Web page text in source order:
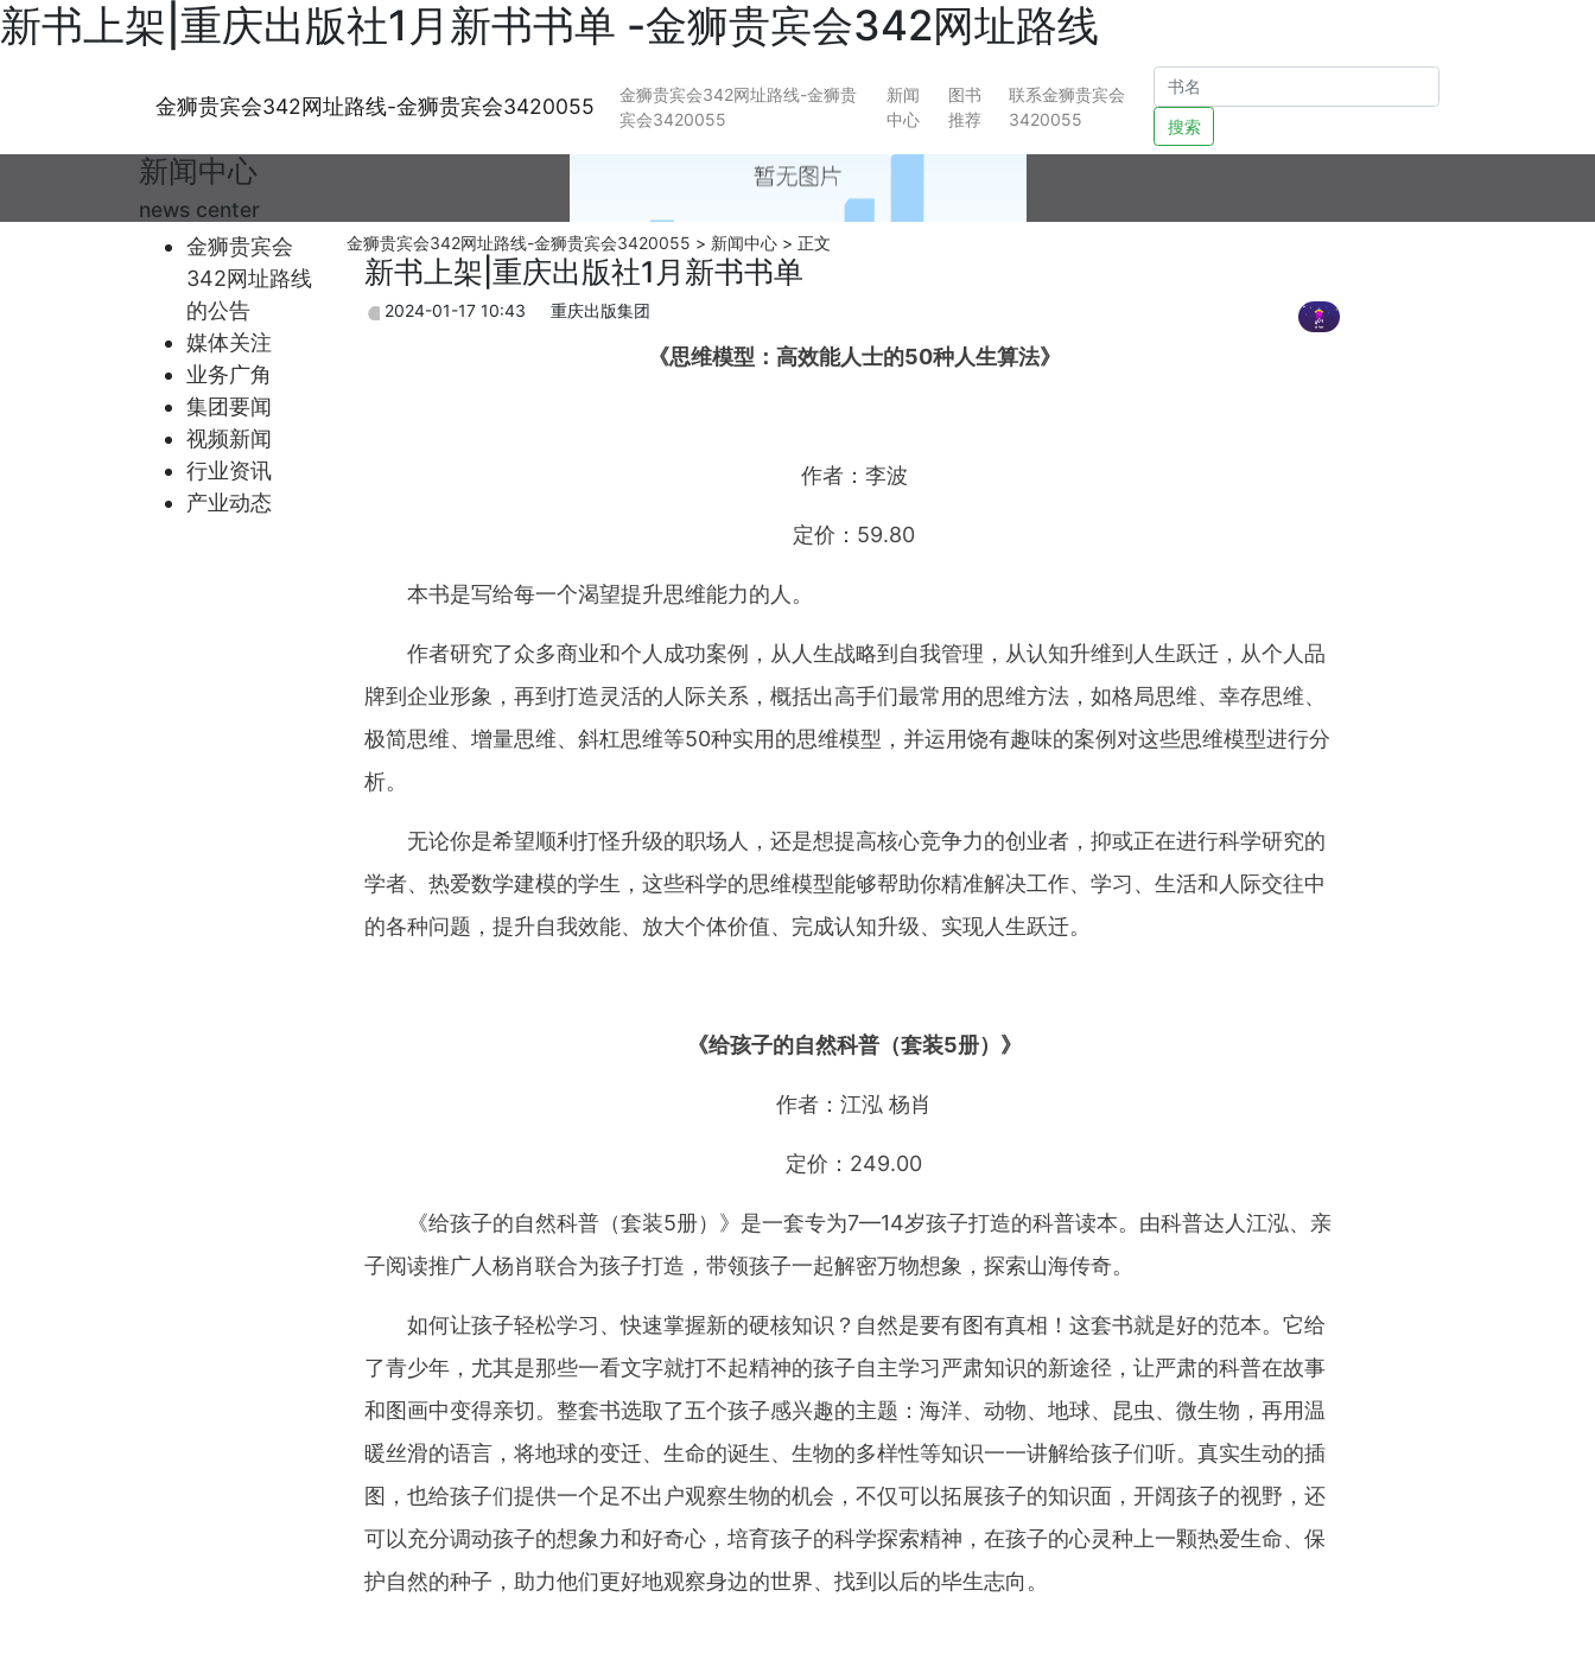
新书上架|重庆出版社1月新书书单 -金狮贵宾会342网址路线
金狮贵宾会342网址路线-金狮贵宾会3420055
金狮贵宾会342网址路线-金狮贵
宾会3420055
新闻
中心
图书
推荐
联系金狮贵宾会
3420055
搜索
新闻中心
news center
金狮贵宾会
342网址路线
的公告
媒体关注
业务广角
集团要闻
视频新闻
行业资讯
产业动态
金狮贵宾会342网址路线-金狮贵宾会3420055 > 新闻中心 > 正文
新书上架|重庆出版社1月新书书单
2024-01-17 10:43 重庆出版集团
《思维模型：高效能人士的50种人生算法》
作者：李波
定价：59.80
本书是写给每一个渴望提升思维能力的人。
作者研究了众多商业和个人成功案例，从人生战略到自我管理，从认知升维到人生跃迁，从个人品
牌到企业形象，再到打造灵活的人际关系，概括出高手们最常用的思维方法，如格局思维、幸存思维、
极简思维、增量思维、斜杠思维等50种实用的思维模型，并运用饶有趣味的案例对这些思维模型进行分
析。
无论你是希望顺利打怪升级的职场人，还是想提高核心竞争力的创业者，抑或正在进行科学研究的
学者、热爱数学建模的学生，这些科学的思维模型能够帮助你精准解决工作、学习、生活和人际交往中
的各种问题，提升自我效能、放大个体价值、完成认知升级、实现人生跃迁。
《给孩子的自然科普（套装5册）》
作者：江泓 杨肖
定价：249.00
《给孩子的自然科普（套装5册）》是一套专为7—14岁孩子打造的科普读本。由科普达人江泓、亲
子阅读推广人杨肖联合为孩子打造，带领孩子一起解密万物想象，探索山海传奇。
如何让孩子轻松学习、快速掌握新的硬核知识？自然是要有图有真相！这套书就是好的范本。它给
了青少年，尤其是那些一看文字就打不起精神的孩子自主学习严肃知识的新途径，让严肃的科普在故事
和图画中变得亲切。整套书选取了五个孩子感兴趣的主题：海洋、动物、地球、昆虫、微生物，再用温
暖丝滑的语言，将地球的变迁、生命的诞生、生物的多样性等知识一一讲解给孩子们听。真实生动的插
图，也给孩子们提供一个足不出户观察生物的机会，不仅可以拓展孩子的知识面，开阔孩子的视野，还
可以充分调动孩子的想象力和好奇心，培育孩子的科学探索精神，在孩子的心灵种上一颗热爱生命、保
护自然的种子，助力他们更好地观察身边的世界、找到以后的毕生志向。